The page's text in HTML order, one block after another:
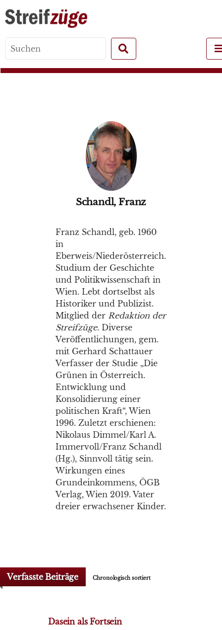
for:
Schandl, Franz
Franz Schandl, geb. 1960
in
Eberweis/Niederösterreich.
Studium der Geschichte
und Politikwissenschaft in
Wien. Lebt dortselbst als
Historiker und Publizist.
Mitglied der Redaktion der
Streifzüge. Diverse
Veröffentlichungen, gem.
mit Gerhard Schattauer
Verfasser der Studie „Die
Grünen in Österreich.
Entwicklung und
Konsolidierung einer
politischen Kraft“, Wien
1996. Zuletzt erschienen:
Nikolaus Dimmel/Karl A.
Immervoll/Franz Schandl
(Hg.), Sinnvoll tätig sein.
Wirkungen eines
Grundeinkommens, ÖGB
Verlag, Wien 2019. Vater
dreier erwachsener Kinder.
Verfasste Beiträge Chronologisch sortiert
Dasein als Fortsein